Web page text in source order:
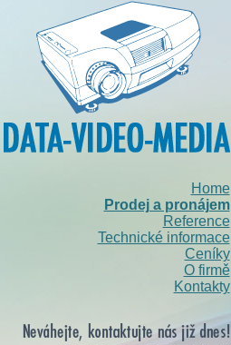
Home
Prodej a pronájem
Reference
Technické informace
Ceníky
O firmě
Kontakty